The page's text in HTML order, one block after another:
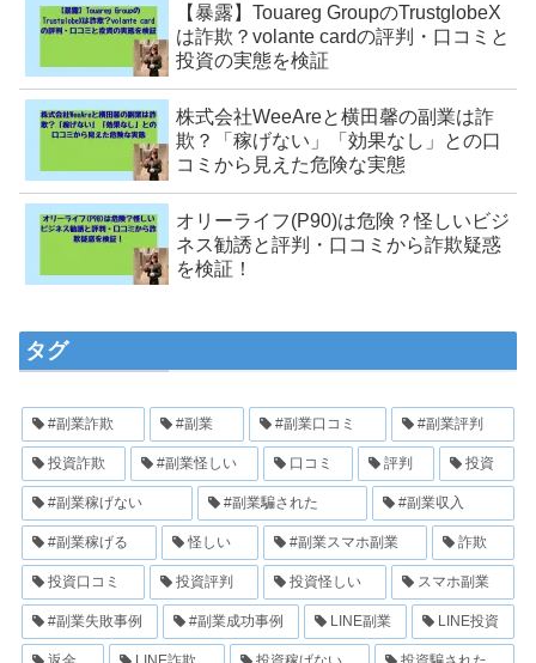
【暴露】Touareg GroupのTrustglobeX
は詐欺？volante cardの評判・口コミと
投資の実態を検証
株式会社WeeAreと横田馨の副業は詐
欺？「稼げない」「効果なし」との口
コミから見えた危険な実態
オリーライフ(P90)は危険？怪しいビジ
ネス勧誘と評判・口コミから詐欺疑惑
を検証！
タグ
#副業詐欺 #副業 #副業口コミ #副業評判
投資詐欺 #副業怪しい 口コミ 評判 投資
#副業稼げない #副業騙された #副業収入
#副業稼げる 怪しい #副業スマホ副業 詐欺
投資口コミ 投資評判 投資怪しい スマホ副業
#副業失敗事例 #副業成功事例 LINE副業 LINE投資